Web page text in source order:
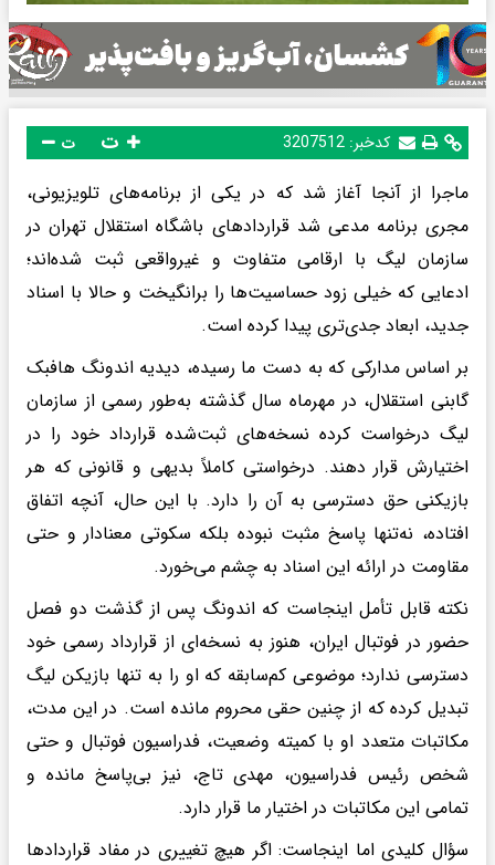
کدخبر: 3207512 ت
ماجرا از آنجا آغاز شد که در یکی از برنامه‌های تلویزیونی،
مجری برنامه مدعی شد قراردادهای باشگاه استقلال تهران در
سازمان لیگ با ارقامی متفاوت و غیرواقعی ثبت شده‌اند؛
ادعایی که خیلی زود حساسیت‌ها را برانگیخت و حالا با اسناد
جدید، ابعاد جدی‌تری پیدا کرده است.
بر اساس مدارکی که به دست ما رسیده، دیدیه اندونگ هافبک
گابنی استقلال، در مهرماه سال گذشته به‌طور رسمی از سازمان
لیگ درخواست کرده نسخه‌های ثبت‌شده قرارداد خود را در
اختیارش قرار دهند. درخواستی کاملاً بدیهی و قانونی که هر
بازیکنی حق دسترسی به آن را دارد. با این حال، آنچه اتفاق
افتاده، نه‌تنها پاسخ مثبت نبوده بلکه سکوتی معنادار و حتی
مقاومت در ارائه این اسناد به چشم می‌خورد.
نکته قابل تأمل اینجاست که اندونگ پس از گذشت دو فصل
حضور در فوتبال ایران، هنوز به نسخه‌ای از قرارداد رسمی خود
دسترسی ندارد؛ موضوعی کم‌سابقه که او را به تنها بازیکن لیگ
تبدیل کرده که از چنین حقی محروم مانده است. در این مدت،
مکاتبات متعدد او با کمیته وضعیت، فدراسیون فوتبال و حتی
شخص رئیس فدراسیون، مهدی تاج، نیز بی‌پاسخ مانده و
تمامی این مکاتبات در اختیار ما قرار دارد.
سؤال کلیدی اما اینجاست: اگر هیچ تغییری در مفاد قراردادها